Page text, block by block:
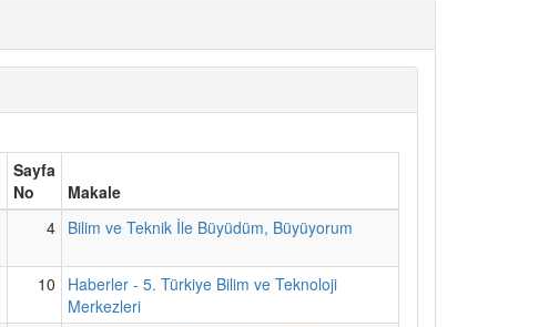
Sayfa
No
Makale
4 Bilim ve Teknik İle Büyüdüm, Büyüyorum
10
Haberler - 5. Türkiye Bilim ve Teknoloji
Merkezleri